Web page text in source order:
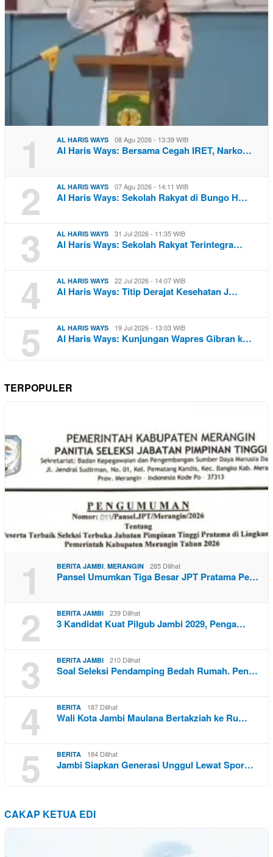
1 AL HARIS WAYS 08 Agu 2026 - 13:39 WIB
Al Haris Ways: Bersama Cegah IRET, Narko…
2 AL HARIS WAYS 07 Agu 2026 - 14:11 WIB
Al Haris Ways: Sekolah Rakyat di Bungo H…
3 AL HARIS WAYS 31 Jul 2026 - 11:35 WIB
Al Haris Ways: Sekolah Rakyat Terintegra…
4 AL HARIS WAYS 22 Jul 2026 - 14:07 WIB
Al Haris Ways: Titip Derajat Kesehatan J…
5 AL HARIS WAYS 19 Jul 2026 - 13:03 WIB
Al Haris Ways: Kunjungan Wapres Gibran k…
TERPOPULER
1 BERITA JAMBI MERANGIN 285 Dilihat
Pansel Umumkan Tiga Besar JPT Pratama Pe…
2 BERITA JAMBI 239 Dilihat
3 Kandidat Kuat Pilgub Jambi 2029, Penga…
3 BERITA JAMBI 210 Dilihat
Soal Seleksi Pendamping Bedah Rumah. Pen…
4 BERITA 187 Dilihat
Wali Kota Jambi Maulana Bertakziah ke Ru…
5 BERITA 184 Dilihat
Jambi Siapkan Generasi Unggul Lewat Spor…
CAKAP KETUA EDI